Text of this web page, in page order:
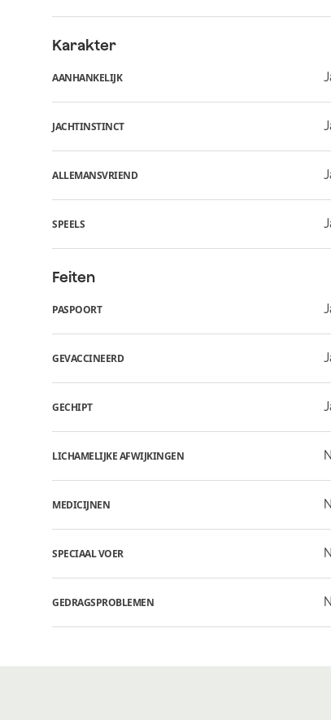
Karakter
AANHANKELIJK
JACHTINSTINCT
ALLEMANSVRIEND
SPEELS
Feiten
PASPOORT
GEVACCINEERD
GECHIPT
LICHAMELIJKE AFWIJKINGEN
MEDICIJNEN
SPECIAAL VOER
GEDRAGSPROBLEMEN